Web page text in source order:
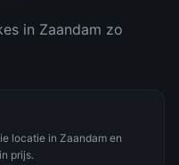
in Zaandam zo
locatie in Zaandam en
prijs.